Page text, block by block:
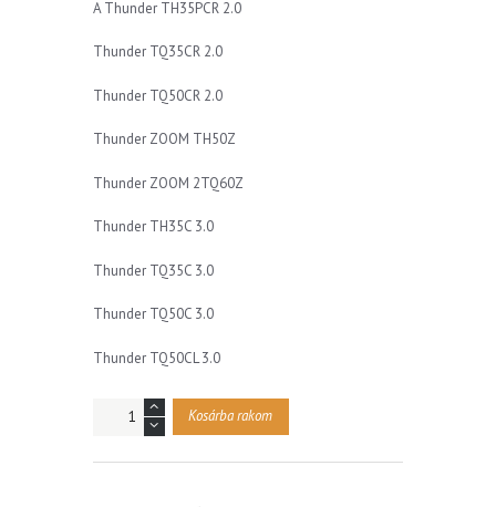
A Thunder TH35PCR 2.0
Thunder TQ35CR 2.0
Thunder TQ50CR 2.0
Thunder ZOOM TH50Z
Thunder ZOOM 2TQ60Z
Thunder TH35C 3.0
Thunder TQ35C 3.0
Thunder TQ50C 3.0
Thunder TQ50CL 3.0
Mennyiség Kosárba rakom